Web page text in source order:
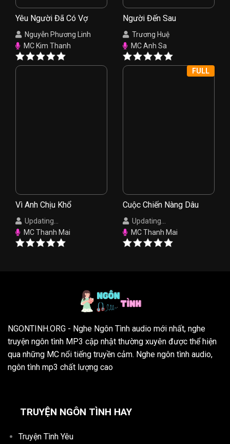
Yêu Người Đã Có Vợ
Nguyễn Phương Linh
MC Kim Thanh
Người Đến Sau
Trương Huệ
MC Anh Sa
Vì Anh Chịu Khổ
Updating...
MC Thanh Mai
Cuộc Chiến Nàng Dâu
Updating...
MC Thanh Mai
FULL
NGONTINH.ORG - Nghe Ngôn Tình audio mới nhất, nghe
truyện ngôn tình MP3 cập nhật thường xuyên được thể hiện
qua những MC nổi tiếng truyền cảm. Nghe ngôn tình audio,
ngôn tình mp3 chất lượng cao
TRUYỆN NGÔN TÌNH HAY
Truyện Tình Yêu